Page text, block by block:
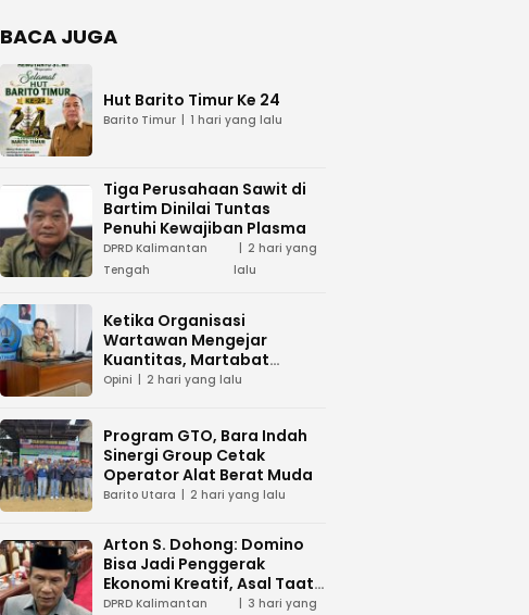
Juang TNI
AD di
Palangka
Raya
BACA JUGA
Hut Barito Timur Ke 24
Barito Timur 1 hari yang lalu
Tiga Perusahaan Sawit di
Bartim Dinilai Tuntas
Penuhi Kewajiban Plasma
DPRD Kalimantan
Tengah
2 hari yang
lalu
Ketika Organisasi
Wartawan Mengejar
Kuantitas, Martabat
Profesi Menjadi Taruhan
Opini 2 hari yang lalu
Program GTO, Bara Indah
Sinergi Group Cetak
Operator Alat Berat Muda
Barito Utara 2 hari yang lalu
Arton S. Dohong: Domino
Bisa Jadi Penggerak
Ekonomi Kreatif, Asal Taat
Aturan
DPRD Kalimantan
3 hari yang